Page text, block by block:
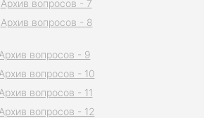
Архив вопросов - 7
Архив вопросов - 8
Архив вопросов - 9
Архив вопросов - 10
Архив вопросов - 11
Архив вопросов - 12